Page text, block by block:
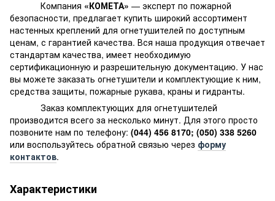
Компания «КОМЕТА» — эксперт по пожарной
безопасности, предлагает купить широкий ассортимент
настенных креплений для огнетушителей по доступным
ценам, с гарантией качества. Вся наша продукция отвечает
стандартам качества, имеет необходимую
сертификационную и разрешительную документацию. У нас
вы можете заказать огнетушители и комплектующие к ним,
средства защиты, пожарные рукава, краны и гидранты.
Заказ комплектующих для огнетушителей
производится всего за несколько минут. Для этого просто
позвоните нам по телефону: (044) 456 8170; (050) 338 5260
или воспользуйтесь обратной связью через форму
контактов.
Характеристики